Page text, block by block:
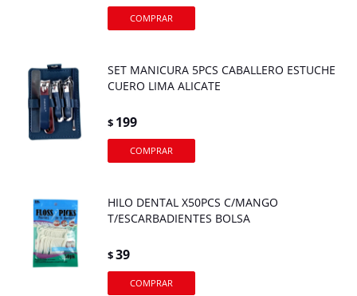
SET MANICURA 5PCS CABALLERO ESTUCHE
CUERO LIMA ALICATE
$ 199
HILO DENTAL X50PCS C/MANGO
T/ESCARBADIENTES BOLSA
$39